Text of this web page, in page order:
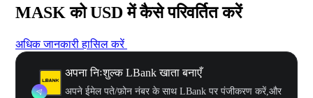
MASK को USD में कैसे परिवर्तित करें
अधिक जानकारी हासिल करें
अपना निःशुल्क LBank खाता बनाएँ
अपने ईमेल पते/फ़ोन नंबर के साथ LBank पर पंजीकरण करें,और